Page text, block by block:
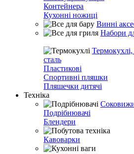
Контейнера
Кухонні ножиці
Винні
Набори
сталь
Пластикові
Спортивні пляшки
Пляшечки дитячі
Техніка
Подрібнювачі
Блендери
Кавоварки